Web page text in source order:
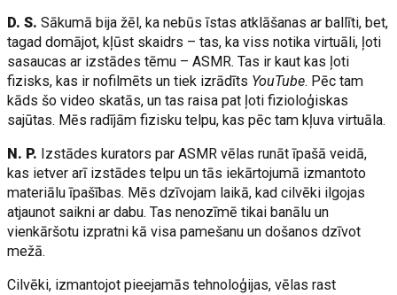
D. S.Sākumā bija žēl, ka nebūs īstas atklāšanas ar ballīti, bet,
tagad domājot, kļūst skaidrs – tas, ka viss notika virtuāli, ļoti
sasaucas ar izstādes tēmu – ASMR. Tas ir kaut kas ļoti
fizisks, kas ir nofilmēts un tiek izrādīts YouTube. Pēc tam
kāds šo video skatās, un tas raisa pat ļoti fizioloģiskas
sajūtas. Mēs radījām fizisku telpu, kas pēc tam kļuva virtuāla.
N. P. Izstādes kurators par ASMR vēlas runāt īpašā veidā,
kas ietver arī izstādes telpu un tās iekārtojumā izmantoto
materiālu īpašības. Mēs dzīvojam laikā, kad cilvēki ilgojas
atjaunot saikni ar dabu. Tas nenozīmē tikai banālu un
vienkāršotu izpratni kā visa pamešanu un došanos dzīvot
mežā.
Cilvēki, izmantojot pieejamās tehnoloģijas, vēlas rast